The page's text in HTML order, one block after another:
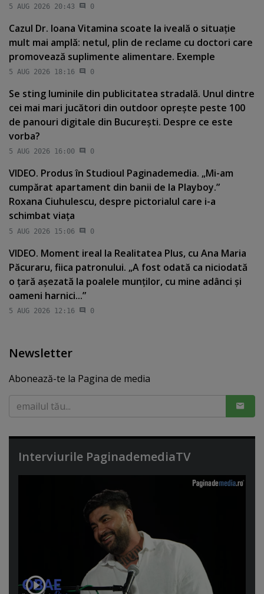
5 AUG 2026 20:43 0
Cazul Dr. Ioana Vitamina scoate la iveală o situaţie
mult mai amplă: netul, plin de reclame cu doctori care
promovează suplimente alimentare. Exemple
5 AUG 2026 18:16 0
Se sting luminile din publicitatea stradală. Unul dintre
cei mai mari jucători din outdoor opreşte peste 100
de panouri digitale din Bucureşti. Despre ce este
vorba?
5 AUG 2026 16:00 0
VIDEO. Produs în Studioul Paginademedia. „Mi-am
cumpărat apartament din banii de la Playboy.”
Roxana Ciuhulescu, despre pictorialul care i-a
schimbat viaţa
5 AUG 2026 15:06 0
VIDEO. Moment ireal la Realitatea Plus, cu Ana Maria
Păcuraru, fiica patronului. „A fost odată ca niciodată
o ţară aşezată la poalele munţilor, cu mine adânci şi
oameni harnici...”
5 AUG 2026 12:16 0
Newsletter
Abonează-te la Pagina de media
Interviurile PaginademediaTV